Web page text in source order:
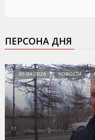
ПЕРСОНА ДНЯ
30.04.2026 НОВОСТИ